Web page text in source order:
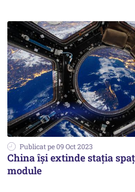
Publicat pe 09 Oct 2023
China își extinde stația
module